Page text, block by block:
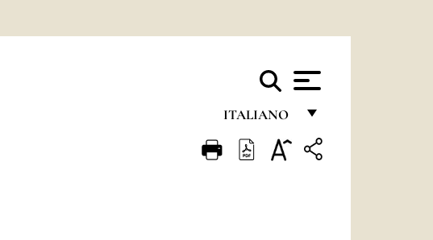
ITALIANO
FRANÇAIS